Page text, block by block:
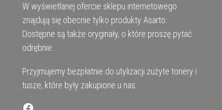
W wyświetlanej ofercie sklepu internetowego
znajdują się obecnie tylko produkty Asarto.
Dostępne są także oryginały, o które proszę pytać
odrębnie.
Przyjmujemy bezpłatnie do utylizacji zużyte tonery i
tusze, które były zakupione u nas.
Facebook